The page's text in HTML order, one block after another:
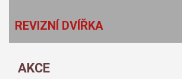
REVIZNÍ DVÍŘKA
AKCE